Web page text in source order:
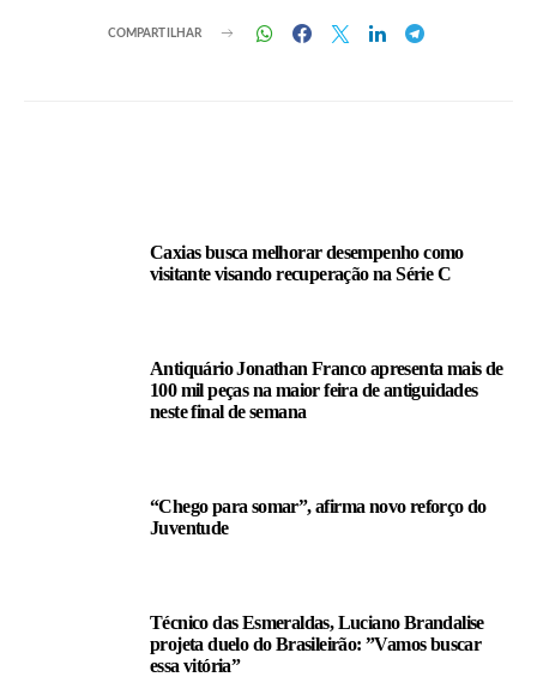
COMPARTILHAR
Caxias busca melhorar desempenho como
visitante visando recuperação na Série C
Antiquário Jonathan Franco apresenta mais de
100 mil peças na maior feira de antiguidades
neste final de semana
“Chego para somar”, afirma novo reforço do
Juventude
Técnico das Esmeraldas, Luciano Brandalise
projeta duelo do Brasileirão: ”Vamos buscar
essa vitória”